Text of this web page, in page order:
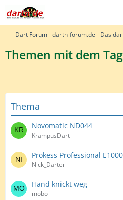
Dart Forum - dartn-forum.de - Das
Themen mit dem
Thema
Novomatic ND044
KrampusDart
Prokess Professional E1000
Nick_Darter
Hand knickt weg
mobo